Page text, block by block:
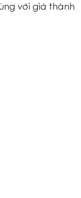
với giá thành